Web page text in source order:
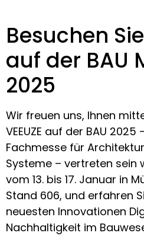
Besuchen Sie
auf der BAU
2025
Wir freuen uns, Ihnen
VEEUZE auf der BAU
Fachmesse für
Systeme – vertreten sein
vom 13. bis 17. Januar in
Stand 606, und erfahren
neuesten Innovationen
Nachhaltigkeit im